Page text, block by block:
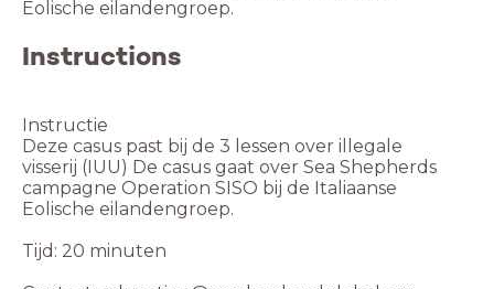
Instructions
Instructie
Deze casus past bij de 3 lessen over illegale
visserij (IUU) De casus gaat over Sea Shepherds
campagne Operation SISO bij de Italiaanse
Eolische eilandengroep.
Tijd: 20 minuten